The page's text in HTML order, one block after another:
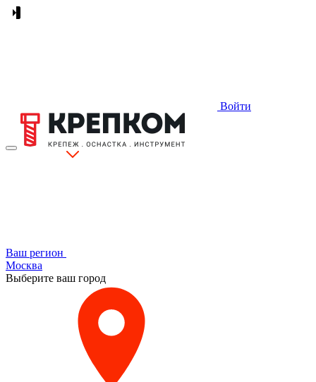
Войти
Ваш регион
Москва
Выберите ваш город